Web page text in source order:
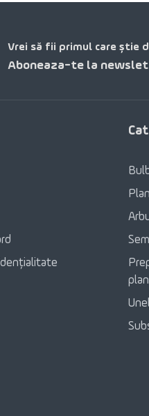
Vrei să fii primul care știe
Aboneaza-te la